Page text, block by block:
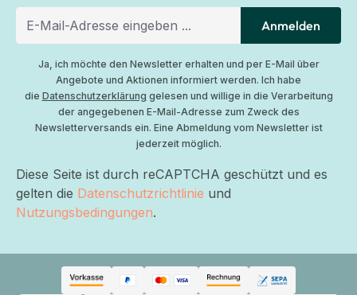
Anmelden
Ja, ich möchte den Newsletter erhalten und per E-Mail über
Angebote und Aktionen informiert werden. Ich habe
die Datenschutzerklärung gelesen und willige in die Verarbeitung
der angegebenen E-Mail-Adresse zum Zweck des
Newsletterversands ein. Eine Abmeldung vom Newsletter ist
jederzeit möglich.
Diese Seite ist durch reCAPTCHA geschützt und es
gelten die Datenschutzrichtlinie und
Nutzungsbedingungen.